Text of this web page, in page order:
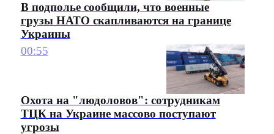
В подполье сообщили, что военные
грузы НАТО скапливаются на границе
Украины
00:55
Охота на "людоловов": сотрудникам
ТЦК на Украине массово поступают
угрозы